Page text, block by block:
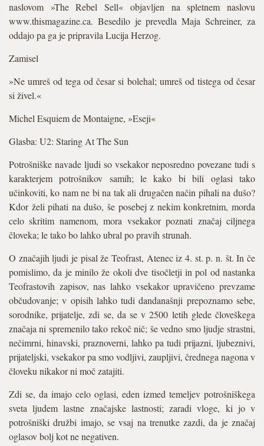
naslovom »The Rebel Sell« objavljen na spletnem naslovu
www.thismagazine.ca. Besedilo je prevedla Maja Schreiner, za
oddajo pa ga je pripravila Lucija Herzog.
Zamisel
»Ne umreš od tega od česar si bolehal; umreš od tistega od česar
si živel.«
Michel Esquiem de Montaigne, »Eseji«
Glasba: U2: Staring At The Sun
Potrošniške navade ljudi so vsekakor neposredno povezane tudi s
karakterjem potrošnikov samih; le kako bi bili oglasi tako
učinkoviti, ko nam ne bi na tak ali drugačen način pihali na dušo?
Kdor želi pihati na dušo, še posebej z nekim konkretnim, morda
celo skritim namenom, mora vsekakor poznati značaj ciljnega
človeka; le tako bo lahko ubral po pravih strunah.
O značajih ljudi je pisal že Teofrast, Atenec iz 4. st. p. n. št. In če
pomislimo, da je minilo že okoli dve tisočletji in pol od nastanka
Teofrastovih zapisov, nas lahko vsekakor upravičeno prevzame
občudovanje; v opisih lahko tudi dandanašnji prepoznamo sebe,
sorodnike, prijatelje, zdi se, da se v 2500 letih glede človeškega
značaja ni spremenilo tako rekoč nič; še vedno smo ljudje strastni,
nečimrni, hinavski, praznoverni, lahko pa tudi prijazni, ljubeznivi,
prijateljski, vsekakor pa smo vodljivi, zaupljivi, črednega nagona v
človeku nikakor ni moč zatajiti.
Zdi se, da imajo celo oglasi, eden izmed temeljev potrošniškega
sveta ljudem lastne značajske lastnosti; zaradi vloge, ki jo v
potrošniški družbi imajo, se vsaj na trenutke zazdi, da je značaj
oglasov bolj kot ne negativen.